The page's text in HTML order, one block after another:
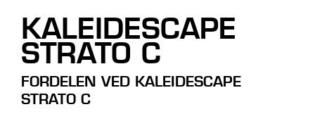
KALEIDESCAPE
STRATO C
FORDELEN VED KALEIDESCAPE
STRATO C